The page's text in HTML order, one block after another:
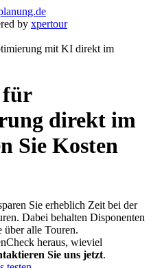
by xpertour
für
direkt im
Sie Kosten
Sie erheblich Zeit bei der
Dabei behalten Disponenten
alle Touren.
heraus, wieviel
Sie uns jetzt.